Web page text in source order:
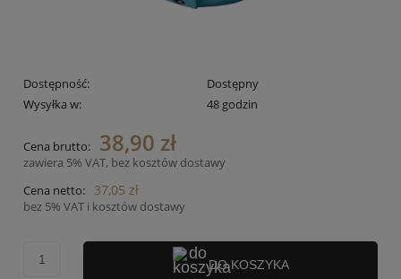
Dostępność:
Dostępny
Wysyłka w:
48 godzin
Cena brutto: 38,90 zł
zawiera 5% VAT, bez kosztów dostawy
Cena netto:
37,05 zł
bez 5% VAT i kosztów dostawy
DO KOSZYKA